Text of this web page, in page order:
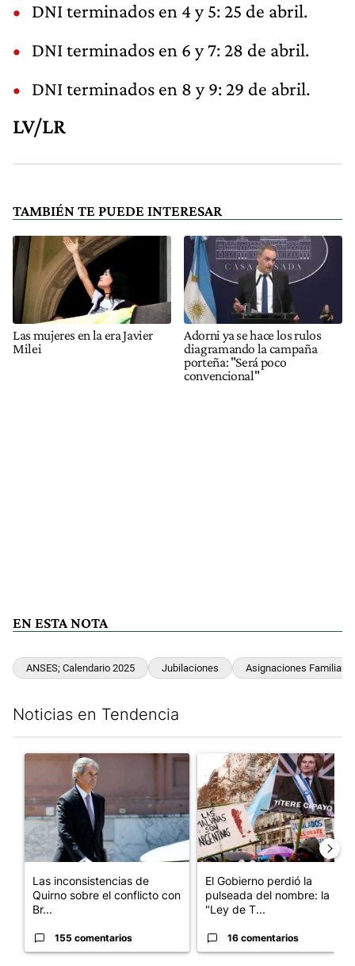
DNI terminados en 4 y 5: 25 de abril.
DNI terminados en 6 y 7: 28 de abril.
DNI terminados en 8 y 9: 29 de abril.
LV/LR
TAMBIÉN TE PUEDE INTERESAR
Las mujeres en la era Javier
Milei
Adorni ya se hace los rulos
diagramando la campaña
porteña: "Será poco
convencional"
EN ESTA NOTA
ANSES; Calendario 2025 Jubilaciones Asignaciones Familiares
Noticias en Tendencia
Un artículo de tendencia con el título "Las inconsistencias de
Las inconsistencias de
Quirno sobre el conflicto con
Br...
155 comentarios
Un artículo de tendencia
El Gobierno perdió la
pulseada del nombre: la
"Ley de T...
16 comentarios